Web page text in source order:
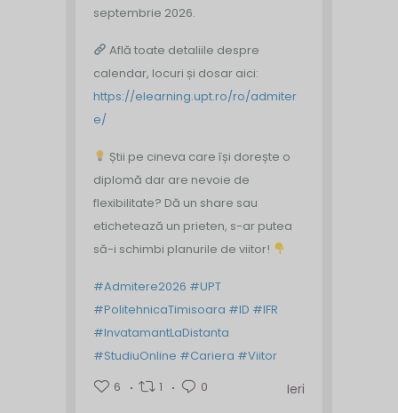
septembrie 2026.
Află toate detaliile despre
calendar, locuri și dosar aici:
https://elearning.upt.ro/ro/admiter
e/
Știi pe cineva care își dorește o
diplomă dar are nevoie de
flexibilitate? Dă un share sau
etichetează un prieten, s-ar putea
să-i schimbi planurile de viitor!
#Admitere2026 #UPT
#PolitehnicaTimisoara #ID #IFR
#InvatamantLaDistanta
#StudiuOnline #Cariera #Viitor
6
1 0 Ieri